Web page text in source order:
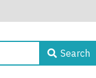
Search